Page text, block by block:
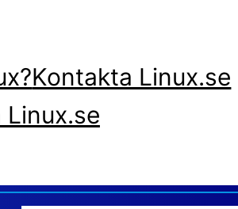
Kontakta Linux.se
Linux.se